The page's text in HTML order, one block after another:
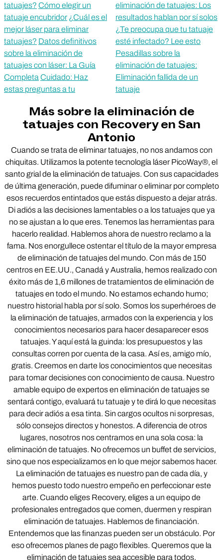
tatuajes? Cómo elegir un
tatuaje encubridor ¿Cuál es el
mejor láser para eliminar
tatuajes? Datos definitivos
sobre la eliminación de
tatuajes con láser: La Guía
Completa Cuidado: Haz
estas preguntas a tu
eliminación de tatuajes: Los
resultados hablan por sí solos
¿Te preocupa que tu tatuaje
esté infectado? Lee esto
Pesadillas sobre la
eliminación de tatuajes:
Eliminación fallida de un
tatuaje
Más sobre la eliminación de
tatuajes con Recovery en San
Antonio
Cuando se trata de eliminar tatuajes, no nos andamos con
chiquitas. Utilizamos la potente tecnología láser PicoWay®, el
santo grial de la eliminación de tatuajes. Con sus capacidades
de última generación, puede difuminar o eliminar por completo
esos recuerdos entintados que estás dispuesto a dejar atrás.
Di adiós a las decisiones lamentables o a los tatuajes que ya
no se ajustan a lo que eres. Tenemos las herramientas para
hacerlo realidad. Hablemos ahora de nuestro reclamo a la
fama. Nos enorgullece ostentar el título de la mayor empresa
de eliminación de tatuajes del mundo. Con más de 150
centros en EE.UU., Canadá y Australia, hemos realizado con
éxito más de 1,6 millones de tratamientos de eliminación de
tatuajes en todo el mundo. No estamos echando humo;
nuestro historial habla por sí solo. Somos los superhéroes de
la eliminación de tatuajes, armados con la experiencia y los
conocimientos necesarios para hacer desaparecer esos
tatuajes. Y aquí está la guinda: los presupuestos y las
consultas corren por cuenta de la casa. Así es, amigo mío,
gratis. Creemos en darte los conocimientos que necesitas
para tomar decisiones con conocimiento de causa. Nuestro
amable equipo de expertos en eliminación de tatuajes se
sentará contigo, evaluará tu tatuaje y te dirá lo que necesitas
para decir adiós a esa tinta. Sin cargos ocultos ni sorpresas,
sólo consejos directos y honestos. A diferencia de otros
lugares, nosotros nos centramos en una sola cosa: la
eliminación de tatuajes. No ofrecemos un buffet de servicios,
sino que nos especializamos en lo que mejor sabemos hacer.
La eliminación de tatuajes es nuestro pan de cada día, y
hemos puesto todo nuestro empeño en perfeccionar este
arte. Cuando eliges Recovery, eliges a un equipo de
profesionales entregados que comen, duermen y respiran
eliminación de tatuajes. Hablemos de financiación.
Entendemos que las finanzas pueden ser un obstáculo. Por
eso ofrecemos planes de pago flexibles. Queremos que la
eliminación de tatuajes sea accesible para todos,